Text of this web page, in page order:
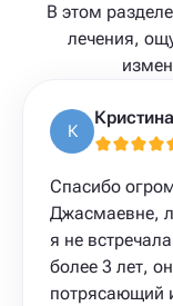
В этом
лечения,
К
Спасибо
Джасмаевне,
я не
более 3 лет,
потрясающий